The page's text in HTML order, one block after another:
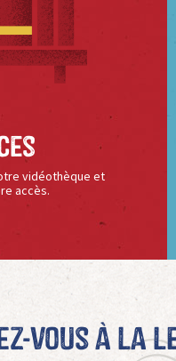
vidéothèque et
accès.
vous à La